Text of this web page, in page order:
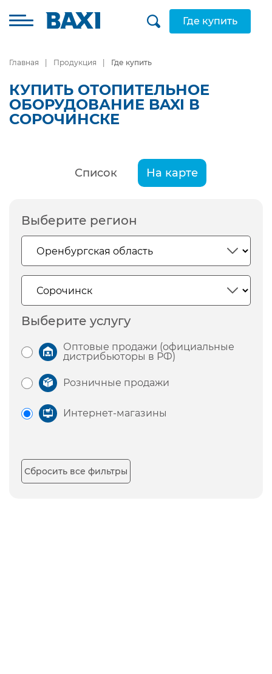
Где купить
Главная Продукция Где купить
КУПИТЬ ОТОПИТЕЛЬНОЕ
ОБОРУДОВАНИЕ BAXI В
СОРОЧИНСКЕ
Список На карте
Выберите регион
Выберите услугу
Оптовые продажи (официальные
дистрибьюторы в РФ)
Розничные продажи
Интернет-магазины
Сбросить все фильтры